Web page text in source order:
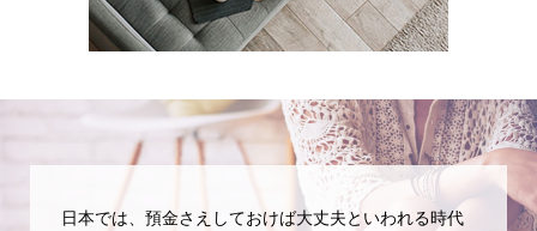
日本では、預金さえしておけば大丈夫といわれる時代